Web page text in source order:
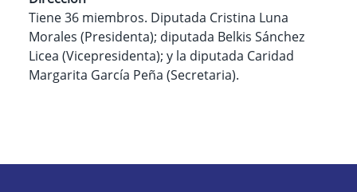
Tiene 36 miembros. Diputada Cristina Luna
Morales (Presidenta); diputada Belkis Sánchez
Licea (Vicepresidenta); y la diputada Caridad
Margarita García Peña (Secretaria).